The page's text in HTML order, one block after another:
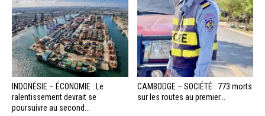
INDONÉSIE – ÉCONOMIE : Le
ralentissement devrait se
poursuivre au second...
CAMBODGE – SOCIÉTÉ : 773 morts
sur les routes au premier...